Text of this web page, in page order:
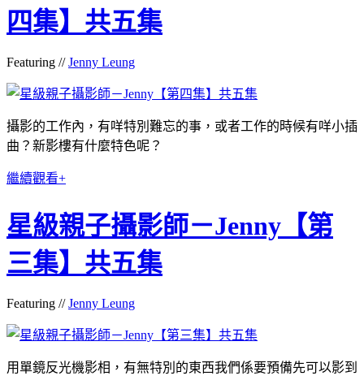
四集】共五集
Featuring //Jenny Leung
攝影的工作內，有咩特別難忘的事，或者工作的時候有咩小插
曲？新影樓有什麼特色呢？
繼續觀看+
星級親子攝影師－Jenny【第
三集】共五集
Featuring //Jenny Leung
用單鏡反光機影相，有無特別的東西我們係要預備先可以影到